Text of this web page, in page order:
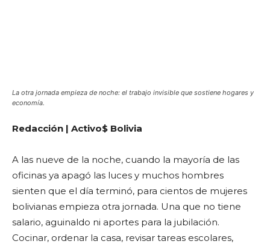
La otra jornada empieza de noche: el trabajo invisible que sostiene hogares y
economía.
Redacción | Activo$ Bolivia
A las nueve de la noche, cuando la mayoría de las
oficinas ya apagó las luces y muchos hombres
sienten que el día terminó, para cientos de mujeres
bolivianas empieza otra jornada. Una que no tiene
salario, aguinaldo ni aportes para la jubilación.
Cocinar, ordenar la casa, revisar tareas escolares,